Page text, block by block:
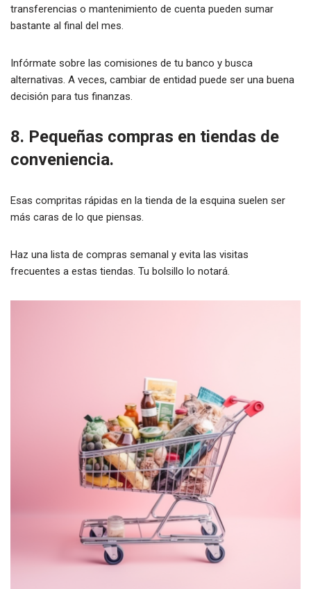
transferencias o mantenimiento de cuenta pueden sumar
bastante al final del mes.
Infórmate sobre las comisiones de tu banco y busca
alternativas. A veces, cambiar de entidad puede ser una buena
decisión para tus finanzas.
8. Pequeñas compras en tiendas de
conveniencia.
Esas compritas rápidas en la tienda de la esquina suelen ser
más caras de lo que piensas.
Haz una lista de compras semanal y evita las visitas
frecuentes a estas tiendas. Tu bolsillo lo notará.